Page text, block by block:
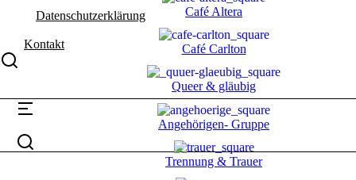
Café Altera
Café Carlton
Queer & gläubig
Angehörigen- Gruppe
Trennung & Trauer
Datenschutzerklärung
Kontakt